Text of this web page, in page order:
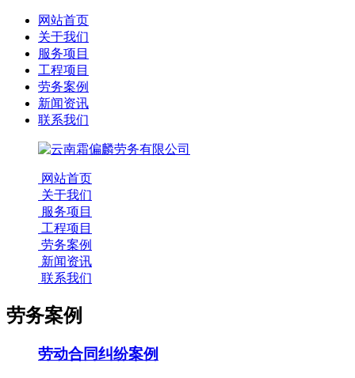
网站首页
关于我们
服务项目
工程项目
劳务案例
新闻资讯
联系我们
网站首页
关于我们
服务项目
工程项目
劳务案例
新闻资讯
联系我们
劳务案例
劳动合同纠纷案例